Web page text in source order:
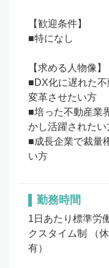
【歓迎条件】
■特になし
【求める人物像】
■DX化に遅れた
変革させたい方
■培った不動産業
かし活躍されたい
■成長企業で裁量
勤務時間
1日あたり標準労
クスタイム制 （
有）